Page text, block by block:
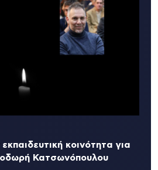
κοινότητα για
Κατσωνόπουλου